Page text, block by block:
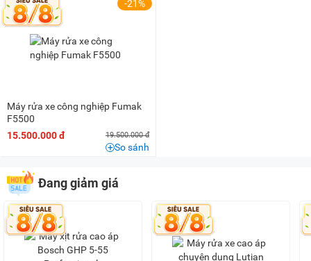
5 triệu - 8 triệu
8 triệu - 10 triệu (4)
10 triệu - 15 triệu
20 triệu - 25 triệu (1)
25 triệu - 30 triệu
(1)
-21%
Máy rửa xe công nghiệp Fumak
F5500
15.500.000 đ
19.500.000 đ
So sánh
Đang giảm giá